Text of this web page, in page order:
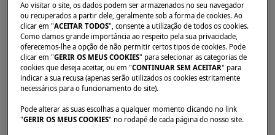
Os nossos revendedores estão disponíveis
para atender às suas expectativas e
o catamarã Lagoon dos seus sonhos, em todo
Ao visitar o site, os dados podem ser armazenados no seu navegador
ou recuperados a partir dele, geralmente sob a forma de cookies. Ao
clicar em "ACEITAR TODOS", consente a utilização de todos os cookies.
Como damos grande importância ao respeito pela sua privacidade,
oferecemos-lhe a opção de não permitir certos tipos de cookies. Pode
clicar em "GERIR OS MEUS COOKIES" para selecionar as categorias de
cookies que deseja aceitar, ou em "CONTINUAR SEM ACEITAR" para
indicar a sua recusa (apenas serão utilizados os cookies estritamente
necessários para o funcionamento do site).
Pode alterar as suas escolhas a qualquer momento clicando no link
"GERIR OS MEUS COOKIES" no rodapé de cada página do nosso site.